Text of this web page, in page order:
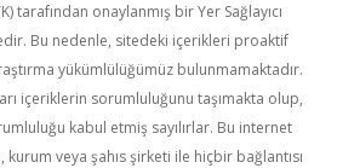
tarafından onaylanmış bir Yer Sağlayıcı
Bu nedenle, sitedeki içerikleri proaktif
yükümlülüğümüz bulunmamaktadır.
içeriklerin sorumluluğunu taşımakta olup,
kabul etmiş sayılırlar. Bu internet
veya şahıs şirketi ile hiçbir bağlantısı